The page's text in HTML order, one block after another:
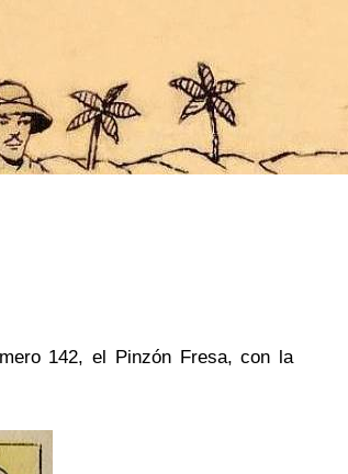
142, el Pinzón Fresa, con la